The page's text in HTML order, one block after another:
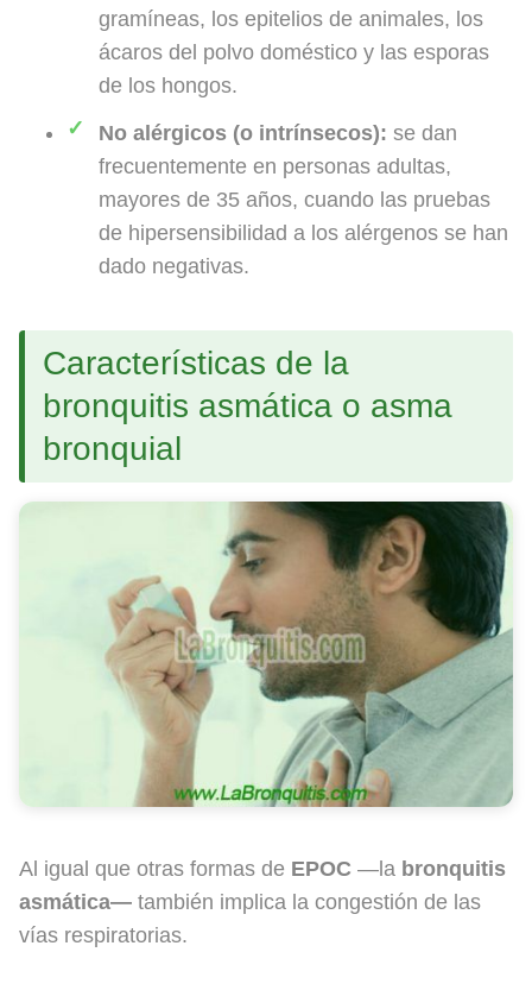
gramíneas, los epitelios de animales, los
ácaros del polvo doméstico y las esporas
de los hongos.
No alérgicos (o intrínsecos): se dan
frecuentemente en personas adultas,
mayores de 35 años, cuando las pruebas
de hipersensibilidad a los alérgenos se han
dado negativas.
Características de la
bronquitis asmática o asma
bronquial
Al igual que otras formas de EPOC —la bronquitis
asmática— también implica la congestión de las
vías respiratorias.